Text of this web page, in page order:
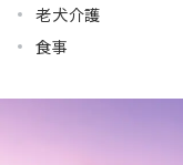
老犬介護
食事